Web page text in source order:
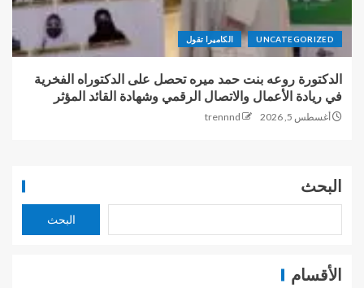
UNCATEGORIZED الكاميرا تقول
الدكتورة روعه بنت حمد ميره تحصل على الدكتوراه الفخرية
في ريادة الأعمال والاتصال الرقمي وشهادة القائد المؤثر
أغسطس 5, 2026 trennnd
البحث
البحث
الأقسام